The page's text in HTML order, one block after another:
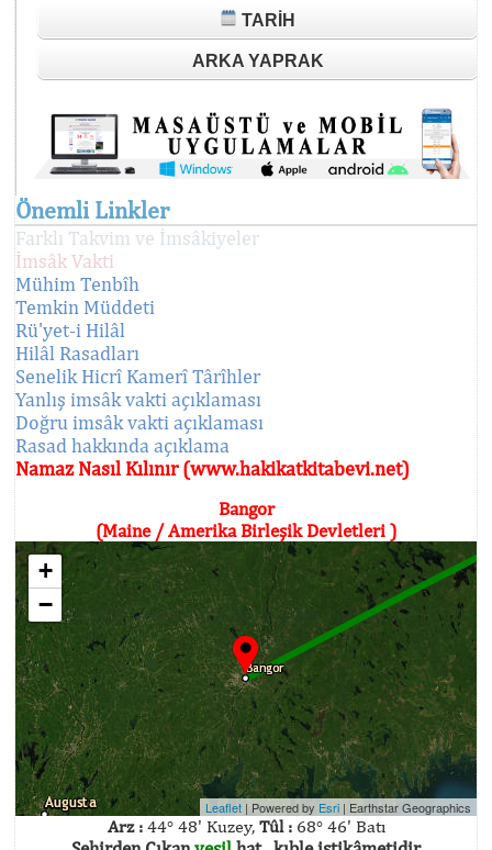
TARIH
ARKA YAPRAK
Önemli Linkler
Farklı Takvim ve İmsâkiyeler
İmsâk Vakti
Mühim Tenbîh
Temkin Müddeti
Rü'yet-i Hilâl
Hilâl Rasadları
Senelik Hicrî Kamerî Târîhler
Yanlış imsâk vakti açıklaması
Doğru imsâk vakti açıklaması
Rasad hakkında açıklama
Namaz Nasıl Kılınır (www.hakikatkitabevi.net)
Bangor
(Maine / Amerika Birleşik Devletleri )
+
−
Leaflet | Powered by Esri | Earthstar Geographics
Arz :44° 48' Kuzey, Tûl :68° 46' Batı